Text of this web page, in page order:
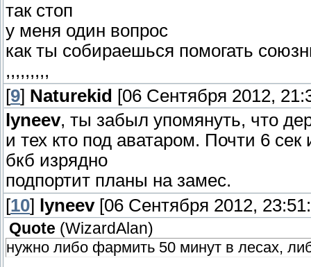
так стоп
у меня один вопрос
как ты собираешься помогать
,,,,,,,,,
[9] Naturekid [06 Сентября 2012,
lyneev, ты забыл упомянуть, что
и тех кто под аватаром. Почти 6
бкб изрядно
подпортит планы на замес.
[10] lyneev[06 Сентября 2012,
Quote (WizardAlan)
нужно либо фармить 50 минут в лесах,